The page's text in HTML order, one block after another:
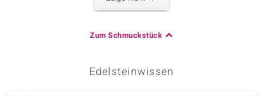
Herkunft
Zum Schmuckstück
Edelsteinwissen